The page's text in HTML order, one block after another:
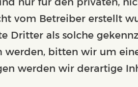
vom Betreiber erstellt
Dritter als solche
bitten wir um
werden wir derartige